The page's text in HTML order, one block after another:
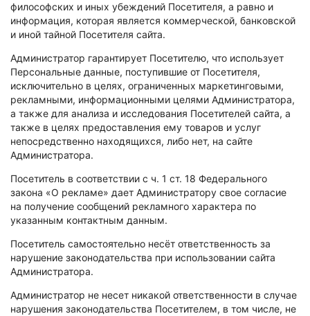
философских и иных убеждений Посетителя, а равно и
информация, которая является коммерческой, банковской
и иной тайной Посетителя сайта.
Администратор гарантирует Посетителю, что использует
Персональные данные, поступившие от Посетителя,
исключительно в целях, ограниченных маркетинговыми,
рекламными, информационными целями Администратора,
а также для анализа и исследования Посетителей сайта, а
также в целях предоставления ему товаров и услуг
непосредственно находящихся, либо нет, на сайте
Администратора.
Посетитель в соответствии с ч. 1 ст. 18 Федерального
закона «О рекламе» дает Администратору свое согласие
на получение сообщений рекламного характера по
указанным контактным данным.
Посетитель самостоятельно несёт ответственность за
нарушение законодательства при использовании сайта
Администратора.
Администратор не несет никакой ответственности в случае
нарушения законодательства Посетителем, в том числе, не